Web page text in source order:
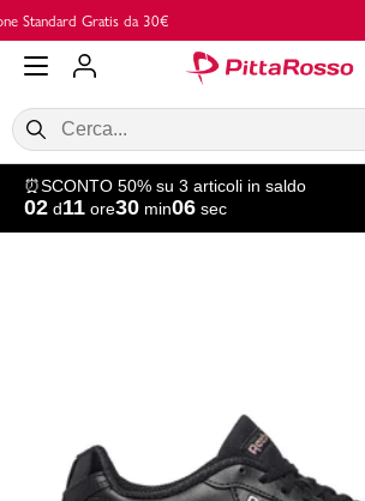
Vai al contenuto principale🔙 Reso GRATUITO in Negozio
⏰SCONTO 50% su 3 articoli in saldo
02 d11 ore30 min05 sec